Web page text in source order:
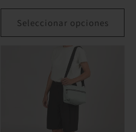
habitual
de
oferta
Seleccionar opciones